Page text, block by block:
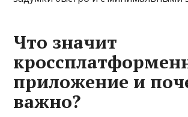
Что значит
приложение и
важно?